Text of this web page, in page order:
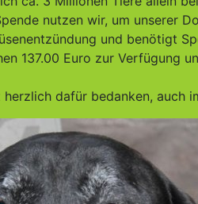
nutzen wir, um unserer
und benötigt
137.00 Euro zur Verfügung
dafür bedanken, auch